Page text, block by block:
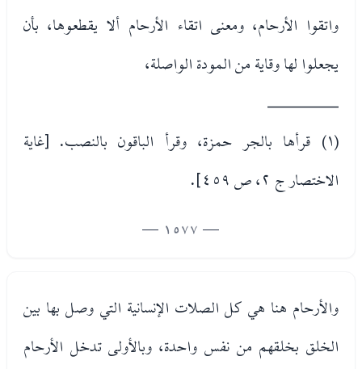
واتقوا الأرحام، ومعنى اتقاء الأرحام ألا يقطعوها، بأن
يجعلوا لها وقاية من المودة الواصلة،
________
(١) قرأها بالجر حمزة، وقرأ الباقون بالنصب. [غاية
الاختصار ج ٢، ص ٤٥٩].
— 1577 —
والأرحام هنا هي كل الصلات الإنسانية التي وصل بها بين
الخلق بخلقهم من نفس واحدة، وبالأولى تدخل الأرحام